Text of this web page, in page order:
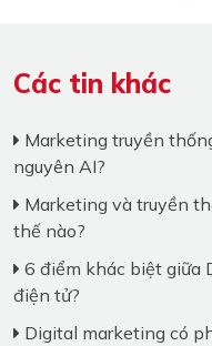
Các tin khác
Marketing truyền
nguyên AI?
Marketing và truyền
thế nào?
6 điểm khác biệt giữa
điện tử?
Digital marketing có